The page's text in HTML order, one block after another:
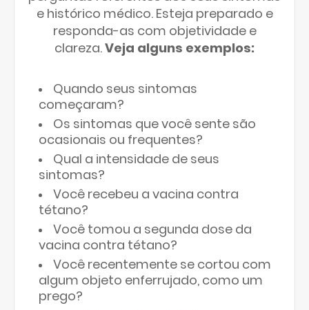
e histórico médico. Esteja preparado e
responda-as com objetividade e
clareza.Veja alguns exemplos:
Quando seus sintomas
começaram?
Os sintomas que você sente são
ocasionais ou frequentes?
Qual a intensidade de seus
sintomas?
Você recebeu a vacina contra
tétano?
Você tomou a segunda dose da
vacina contra tétano?
Você recentemente se cortou com
algum objeto enferrujado, como um
prego?